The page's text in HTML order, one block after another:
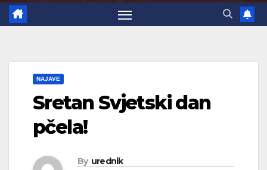
NAJAVE
Sretan Svjetski dan
pčela!
By urednik